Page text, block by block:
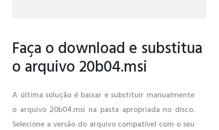
Faça o download e substitua
o arquivo 20b04.msi
A última solução é baixar e substituir manualmente
o arquivo 20b04.msi na pasta apropriada no disco.
Selecione a versão do arquivo compatível com o seu